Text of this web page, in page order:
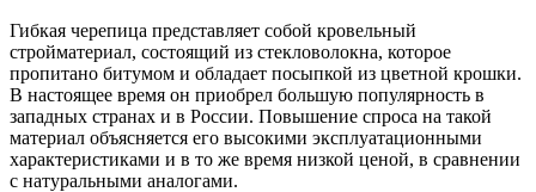
Гибкая черепица представляет собой кровельный
стройматериал, состоящий из стекловолокна, которое
пропитано битумом и обладает посыпкой из цветной крошки.
В настоящее время он приобрел большую популярность в
западных странах и в России. Повышение спроса на такой
материал объясняется его высокими эксплуатационными
характеристиками и в то же время низкой ценой, в сравнении
с натуральными аналогами.